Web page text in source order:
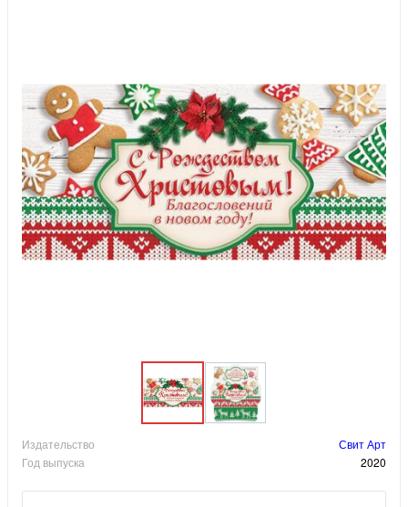
Издательство
Свит Арт
Год выпуска
2020